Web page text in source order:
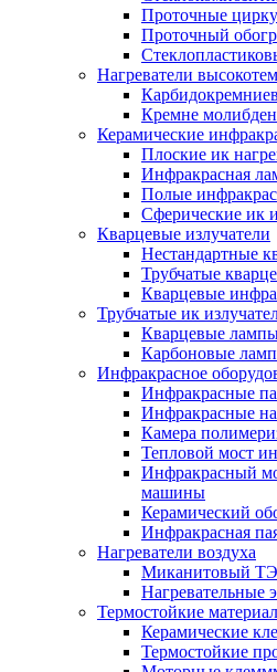
Проточные
Проточный
Нагреватели
Кремне
Керамические
Плоские ик
Инфракрасная
Полые
Сферические ик
Кварцевые излучатели
Нестандартные
Трубчатые
Кварцевые
Трубчатые ик
Кварцевые
Карбоновые
Инфракрасное
Инфракрасные
Инфракрасные
Камера
Тепловой мост
Инфракрасный
машины
Керамический
Инфракрасная
Нагреватели воздуха
Миканитовый
Нагревательные
Термостойкие
Керамические
Термостойкие